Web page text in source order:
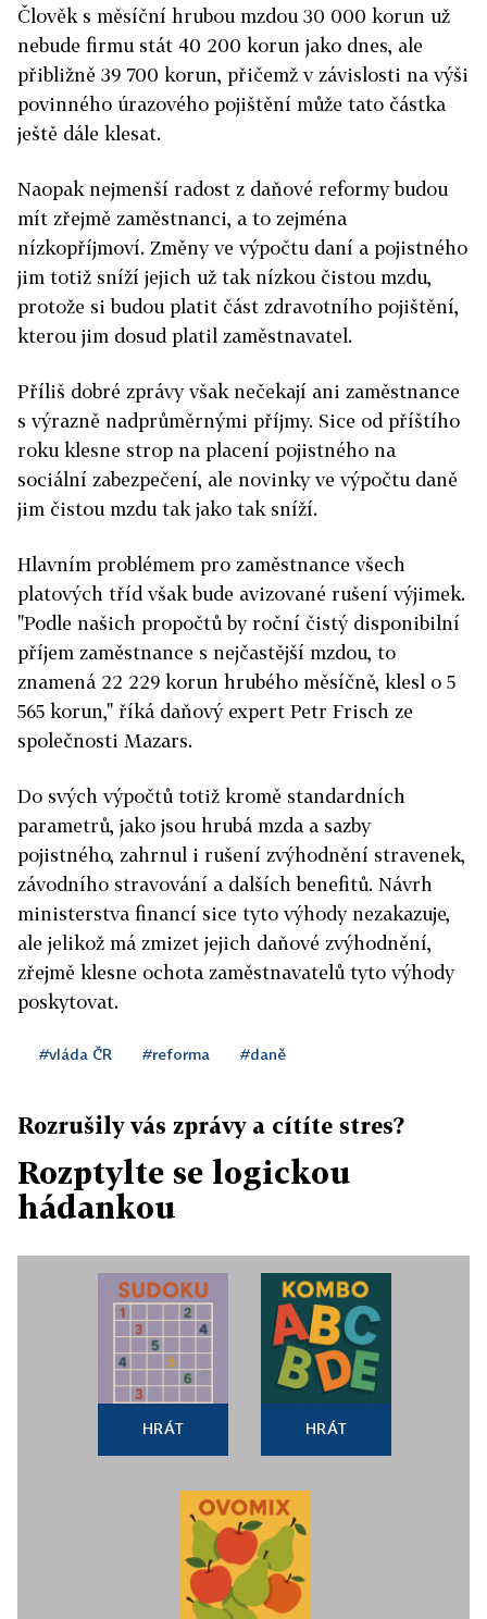
Člověk s měsíční hrubou mzdou 30 000 korun už
nebude firmu stát 40 200 korun jako dnes, ale
přibližně 39 700 korun, přičemž v závislosti na výši
povinného úrazového pojištění může tato částka
ještě dále klesat.
Naopak nejmenší radost z daňové reformy budou
mít zřejmě zaměstnanci, a to zejména
nízkopříjmoví. Změny ve výpočtu daní a pojistného
jim totiž sníží jejich už tak nízkou čistou mzdu,
protože si budou platit část zdravotního pojištění,
kterou jim dosud platil zaměstnavatel.
Příliš dobré zprávy však nečekají ani zaměstnance
s výrazně nadprůměrnými příjmy. Sice od příštího
roku klesne strop na placení pojistného na
sociální zabezpečení, ale novinky ve výpočtu daně
jim čistou mzdu tak jako tak sníží.
Hlavním problémem pro zaměstnance všech
platových tříd však bude avizované rušení výjimek.
"Podle našich propočtů by roční čistý disponibilní
příjem zaměstnance s nejčastější mzdou, to
znamená 22 229 korun hrubého měsíčně, klesl o 5
565 korun," říká daňový expert Petr Frisch ze
společnosti Mazars.
Do svých výpočtů totiž kromě standardních
parametrů, jako jsou hrubá mzda a sazby
pojistného, zahrnul i rušení zvýhodnění stravenek,
závodního stravování a dalších benefitů. Návrh
ministerstva financí sice tyto výhody nezakazuje,
ale jelikož má zmizet jejich daňové zvýhodnění,
zřejmě klesne ochota zaměstnavatelů tyto výhody
poskytovat.
#vláda ČR #reforma #daně
Rozrušily vás zprávy a cítíte stres?
Rozptylte se logickou
hádankou
HRÁT HRÁT